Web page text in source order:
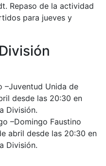
Repaso de la actividad
para jueves y
–Juventud Unida de
desde las 20:30 en
División.
–Domingo Faustino
abril desde las 20:30 en
División.